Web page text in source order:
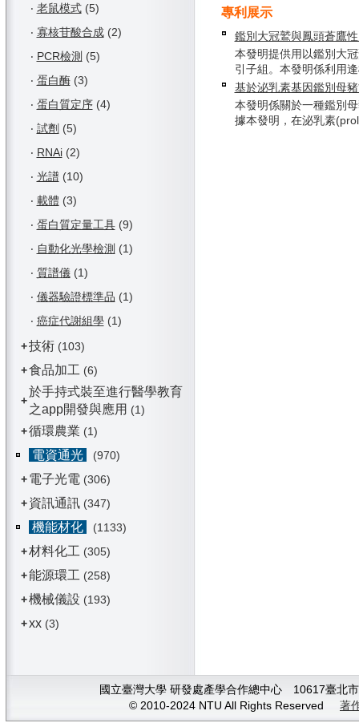
‧ 老鼠模式(5)
‧ 寡核苷酸合成(2)
‧ PCR檢測 (5)
‧ 蛋白酶(3)
‧ 蛋白質定序(4)
‧ 試劑 (5)
‧ RNAi(2)
‧ 光譜(10)
‧ 載體 (3)
‧ 蛋白質定量工具(9)
‧ 自動化光學檢測 (1)
‧ 質譜儀(1)
‧ 儀器驗證標準品 (1)
‧ 癌症代謝組學(1)
+技術(103)
+食品加工 (6)
+
於手持式裝至進行醫學教育
之app開發與應用 (1)
+循環農業 (1)
電資通光
(970)
+ 電子光電 (306)
+ 資訊通訊(347)
機能材化
(1133)
+材料化工 (305)
+能源環工 (258)
+機械儀設 (193)
+xx(3)
專利展示
鑑別大冠鷲與鳳頭蒼鷹
本發明提供用以鑑別大
引子組。本發明係利用
基於泌乳素基因鑑別母
本發明係關於一種鑑別
據本發明，在泌乳素
國立臺灣大學 研發處產學合作總中心 10617臺
© 2010-2024 NTU All Rights Reserved 著